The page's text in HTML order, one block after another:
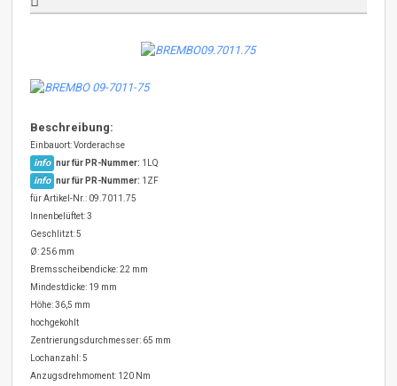
Beschreibung:
Einbauort: Vorderachse
info nur für PR-Nummer: 1LQ
info nur für PR-Nummer: 1ZF
für Artikel-Nr.: 09.7011.75
Innenbelüftet: 3
Geschlitzt: 5
Ø: 256 mm
Bremsscheibendicke: 22 mm
Mindestdicke: 19 mm
Höhe: 36,5 mm
hochgekohlt
Zentrierungsdurchmesser: 65 mm
Lochanzahl: 5
Anzugsdrehmoment: 120 Nm